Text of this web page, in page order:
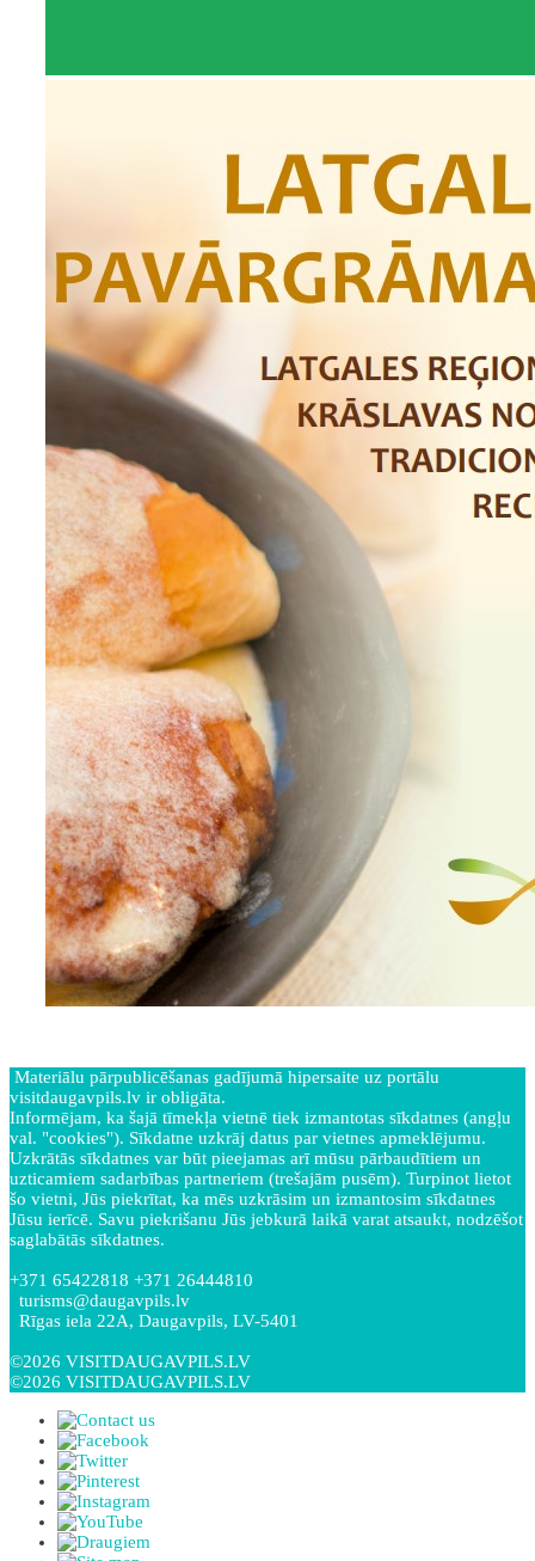
Materiālu pārpublicēšanas gadījumā hipersaite uz portālu
visitdaugavpils.lv ir obligāta.
Informējam, ka šajā tīmekļa vietnē tiek izmantotas sīkdatnes (angļu
val. "cookies"). Sīkdatne uzkrāj datus par vietnes apmeklējumu.
Uzkrātās sīkdatnes var būt pieejamas arī mūsu pārbaudītiem un
uzticamiem sadarbības partneriem (trešajām pusēm). Turpinot lietot
šo vietni, Jūs piekrītat, ka mēs uzkrāsim un izmantosim sīkdatnes
Jūsu ierīcē. Savu piekrišanu Jūs jebkurā laikā varat atsaukt, nodzēšot
saglabātās sīkdatnes.
+371 65422818 +371 26444810
turisms@daugavpils.lv
Rīgas iela 22A, Daugavpils, LV-5401
©2026 VISITDAUGAVPILS.LV
©2026 VISITDAUGAVPILS.LV